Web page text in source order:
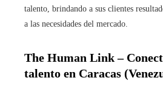
talento, brindando a sus clientes
a las necesidades del mercado.
The Human Link –
talento en Caracas